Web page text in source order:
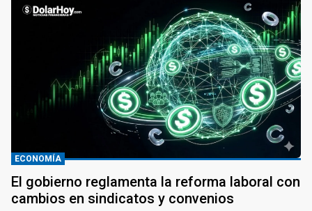
ECONOMÍA
El gobierno reglamenta la reforma laboral con
cambios en sindicatos y convenios